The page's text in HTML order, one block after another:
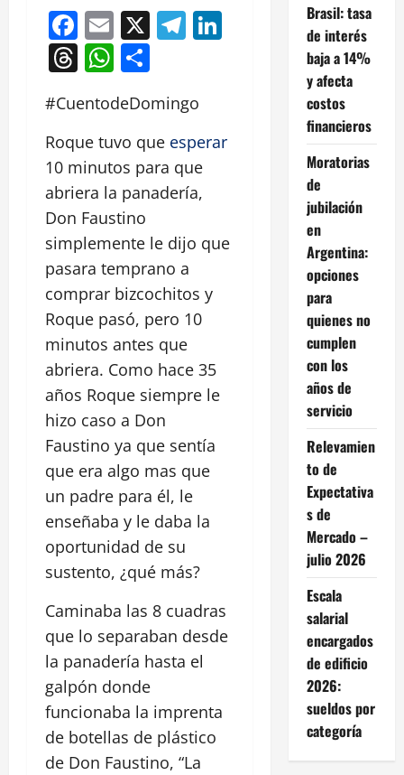
Facebook
Email
X Telegram
LinkedIn
Threads
WhatsApp
#CuentodeDomingo
Roque tuvo que esperar
10 minutos para que
abriera la panadería,
Don Faustino
simplemente le dijo que
pasara temprano a
comprar bizcochitos y
Roque pasó, pero 10
minutos antes que
abriera. Como hace 35
años Roque siempre le
hizo caso a Don
Faustino ya que sentía
que era algo mas que
un padre para él, le
enseñaba y le daba la
oportunidad de su
sustento, ¿qué más?
Caminaba las 8 cuadras
que lo separaban desde
la panadería hasta el
galpón donde
funcionaba la imprenta
de botellas de plástico
de Don Faustino, “La
Brasil: tasa
de interés
baja a 14%
y afecta
costos
financieros
Moratorias
de
jubilación
en
Argentina:
opciones
para
quienes no
cumplen
con los
años de
servicio
Relevamien
to de
Expectativa
s de
Mercado –
julio 2026
Escala
salarial
encargados
de edificio
2026:
sueldos por
categoría